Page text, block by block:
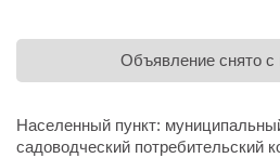
Объявление снято с
Населенный пункт:
садоводческий потребительский